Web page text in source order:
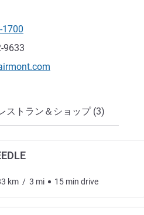
1700
9633
ストラン＆ショップ (3)
km / 3 mi 15 min drive